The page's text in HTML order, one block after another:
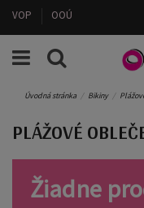
VOP OOÚ
Úvodná stránka Bikiny
PLÁŽOVÉ
Žiadne